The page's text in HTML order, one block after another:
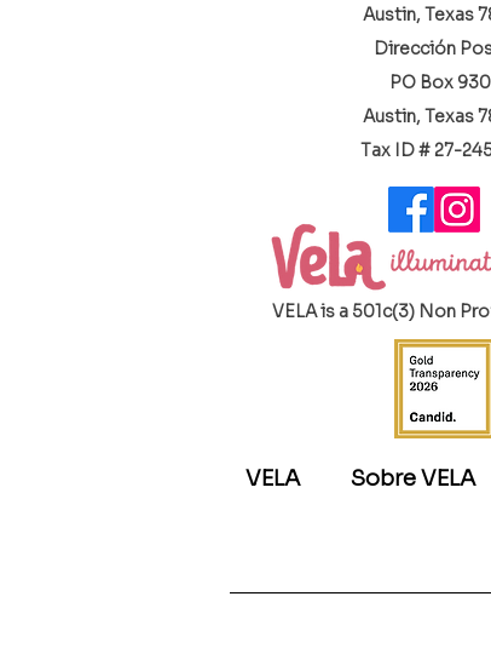
Austin, Texas
Dirección
PO Box
Austin, Texas
​Tax ID # 27-
VELA is a 501c(3) Non
VELA Sobre VELA